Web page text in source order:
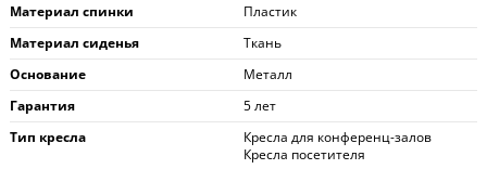
Материал спинки
Пластик
Материал сиденья
Ткань
Основание
Металл
Гарантия
5 лет
Тип кресла
Кресла для конференц-залов
Кресла посетителя